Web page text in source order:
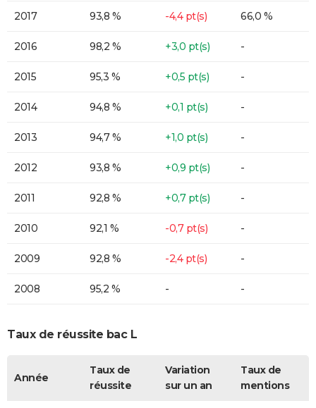
2017 93,8 % -4,4 pt(s) 66,0 %
2016 98,2 % +3,0 pt(s) -
2015 95,3 % +0,5 pt(s) -
2014 94,8 % +0,1 pt(s) -
2013 94,7 % +1,0 pt(s) -
2012 93,8 % +0,9 pt(s) -
2011 92,8 % +0,7 pt(s) -
2010 92,1 % -0,7 pt(s) -
2009 92,8 % -2,4 pt(s) -
2008 95,2 % - -
Taux de réussite bac L
Année
Taux de
réussite
Variation
sur un an
Taux de
mentions